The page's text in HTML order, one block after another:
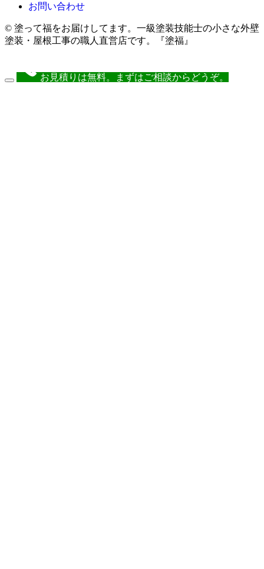
お問い合わせ
© 塗って福をお届けしてます。一級塗装技能士の小さな外壁
塗装・屋根工事の職人直営店です。『塗福』
お見積りは無料。まずはご相談からどうぞ。